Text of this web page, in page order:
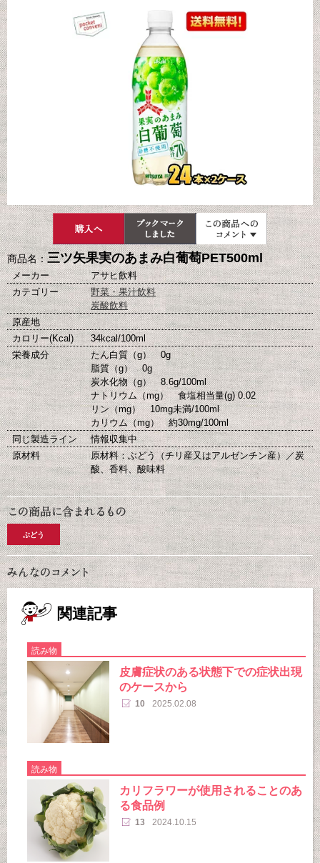
商品名：三ツ矢果実のあまみ白葡萄PET500ml
メーカー
アサヒ飲料
カテゴリー
野菜・果汁飲料
炭酸飲料
原産地
カロリー(Kcal)
34kcal/100ml
栄養成分
たん白質（g） 0g
脂質（g） 0g
炭水化物（g） 8.6g/100ml
ナトリウム（mg） 食塩相当量(g) 0.02
リン（mg） 10mg未満/100ml
カリウム（mg） 約30mg/100ml
同じ製造ライン
情報収集中
原材料
原材料：ぶどう（チリ産又はアルゼンチン産）／炭
酸、香料、酸味料
ぶどう
関連記事
読み物
皮膚症状のある状態下での症状出現
のケースから
10 2025.02.08
読み物
カリフラワーが使用されることのあ
る食品例
13 2024.10.15